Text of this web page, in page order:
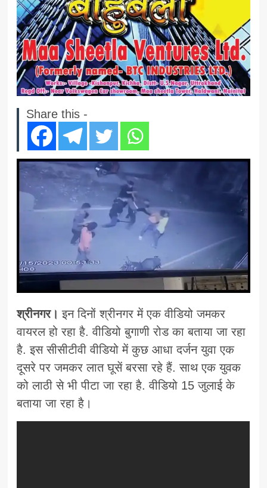
Share this -
श्रीनगर। इन दिनों श्रीनगर में एक वीडियो जमकर
वायरल हो रहा है. वीडियो बुगाणी रोड का बताया जा रहा
है. इस सीसीटीवी वीडियो में कुछ आधा दर्जन युवा एक
दूसरे पर जमकर लात घूसें बरसा रहे हैं. साथ एक युवक
को लाठी से भी पीटा जा रहा है. वीडियो 15 जुलाई के
बताया जा रहा है।